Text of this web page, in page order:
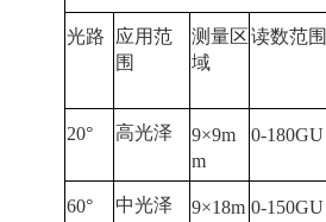
光路
应用范
围
测量区
域
读数范围
20° 高光泽
9×9m
m
0-180GU
60° 中光泽
9×18m 0-150GU